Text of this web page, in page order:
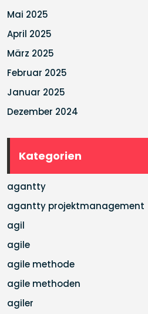
Mai 2025
April 2025
März 2025
Februar 2025
Januar 2025
Dezember 2024
Kategorien
agantty
agantty projektmanagement
agil
agile
agile methode
agile methoden
agiler